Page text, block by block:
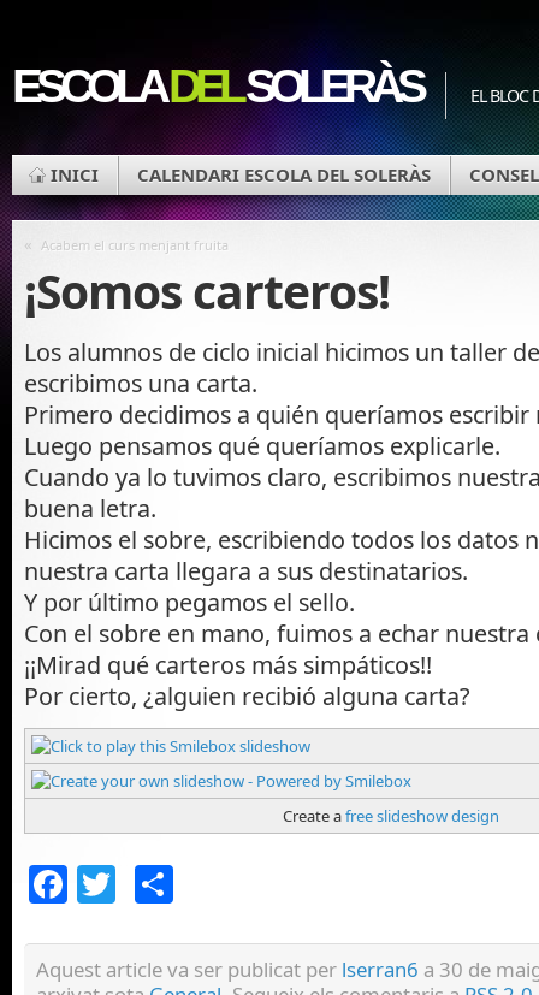
ESCOLADELSOLERÀS EL BLOC
INICI CALENDARI ESCOLA DEL SOLERÀS
« Acabem el curs menjant fruita
¡Somos carteros!
Los alumnos de ciclo inicial hicimos un taller
escribimos una carta.
Primero decidimos a quién queríamos escribir
Luego pensamos qué queríamos explicarle.
Cuando ya lo tuvimos claro, escribimos
buena letra.
Hicimos el sobre, escribiendo todos los datos
nuestra carta llegara a sus destinatarios.
Y por último pegamos el sello.
Con el sobre en mano, fuimos a echar nuestra
¡¡Mirad qué carteros más simpáticos!!
Por cierto, ¿alguien recibió alguna carta?
Create afree slideshow design
Facebook
Twitter
Aquest article va ser publicat per lserran6 a 30 de